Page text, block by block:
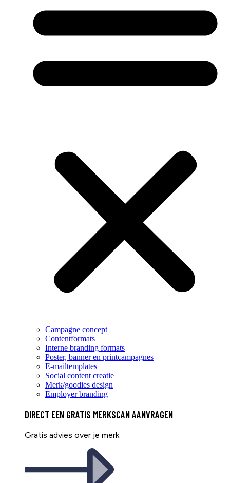
Campagne concept
Contentformats
Interne branding formats
Poster, banner en printcampagnes
E-mailtemplates
Social content creatie
Merk/goodies design
Employer branding
DIRECT EEN GRATIS MERKSCAN AANVRAGEN
Gratis advies over je merk